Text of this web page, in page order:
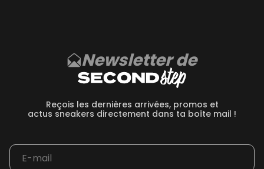
Newsletter de
Reçois les dernières arrivées, promos et
actus sneakers directement dans ta boîte mail !